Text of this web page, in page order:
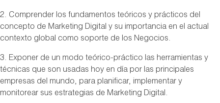
2. Comprender los fundamentos teóricos y prácticos del
concepto de Marketing Digital y su importancia en el actual
contexto global como soporte de los Negocios.
3. Exponer de un modo teórico-práctico las herramientas y
técnicas que son usadas hoy en día por las principales
empresas del mundo, para planificar, implementar y
monitorear sus estrategias de Marketing Digital.